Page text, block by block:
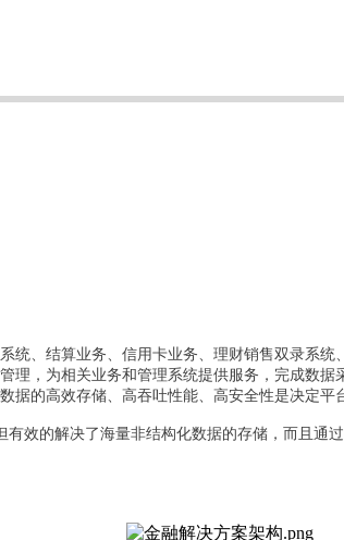
统、结算业务、信用卡业务、理财销售双录系
，为相关业务和管理系统提供服务，完成数
的高效存储、高吞吐性能、高安全性是决定平
效的解决了海量非结构化数据的存储，而且